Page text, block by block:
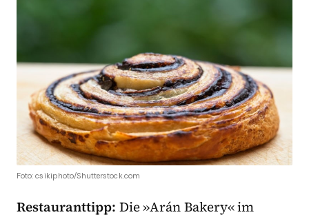
Foto: csikiphoto/Shutterstock.com
Restauranttipp: Die »Arán Bakery« im